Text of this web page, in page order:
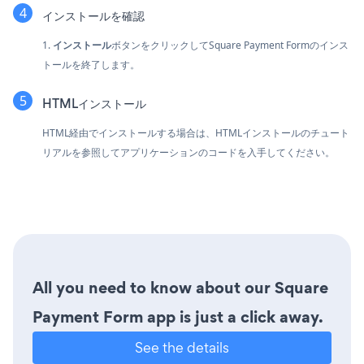
インストールを確認
1. インストールボタンをクリックしてSquare Payment Formのインス
トールを終了します。
HTMLインストール
HTML経由でインストールする場合は、HTMLインストールのチュート
リアルを参照してアプリケーションのコードを入手してください。
All you need to know about our Square
Payment Form app is just a click away.
See the details